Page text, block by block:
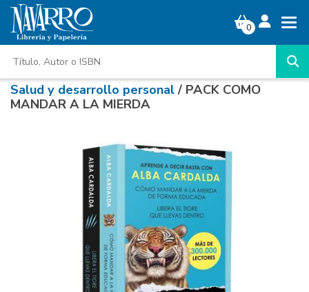
0
Salud y desarrollo personal/ PACK COMO
MANDAR A LA MIERDA